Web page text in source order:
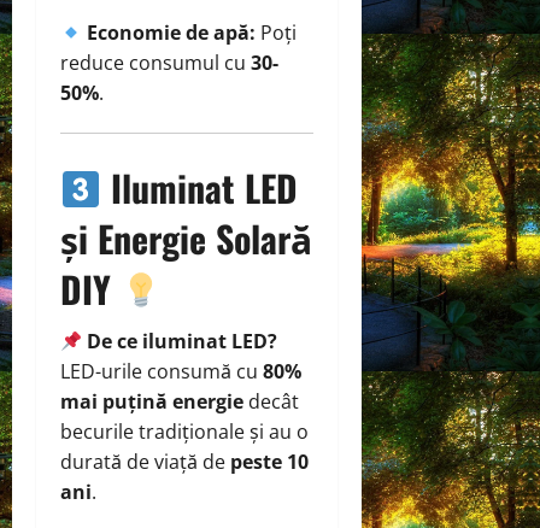
Economie de apă: Poți
reduce consumul cu 30-
50%.
Iluminat LED
și Energie Solară
DIY
De ce iluminat LED?
LED-urile consumă cu 80%
mai puțină energie decât
becurile tradiționale și au o
durată de viață de peste 10
ani.